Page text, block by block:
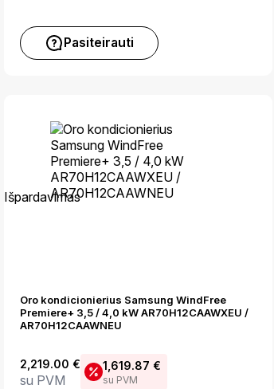
Pasiteirauti
Išpardavimas
Oro kondicionierius Samsung WindFree
Premiere+ 3,5 / 4,0 kW AR70H12CAAWXEU /
AR70H12CAAWNEU
2,219.00 €
su PVM
1,619.87 €
su PVM